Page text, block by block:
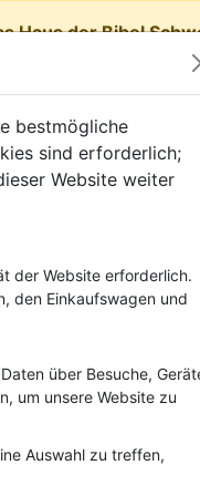
Haus der Bibel
21
, Erwachsenenarbeit
Seelsorge
Seelsorge
Teenager
Hip-hop
Rock
Reportage
Unterhaltung
bestmögliche
sind erforderlich;
Website weiter
der Website erforderlich.
den Einkaufswagen und
über Besuche,
um unsere Website zu
Auswahl zu treffen,